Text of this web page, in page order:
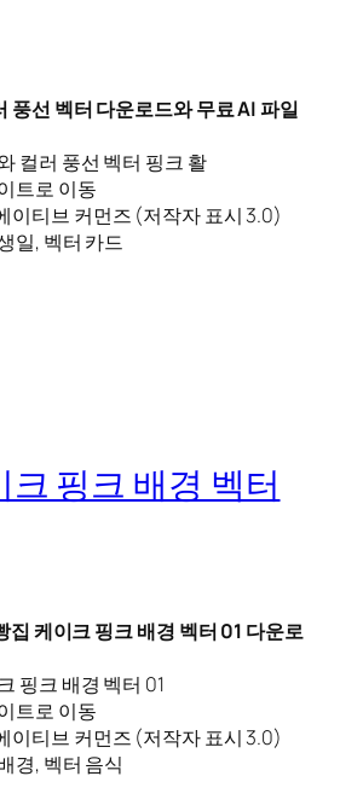
풍선 벡터 다운로드와 무료 AI 파일
컬러 풍선 벡터 핑크 활
트로 이동
이티브 커먼즈 (저작자 표시 3.0)
일, 벡터 카드
크 핑크 배경 벡터
집 케이크 핑크 배경 벡터 01 다운로
핑크 배경 벡터 01
트로 이동
이티브 커먼즈 (저작자 표시 3.0)
경, 벡터 음식